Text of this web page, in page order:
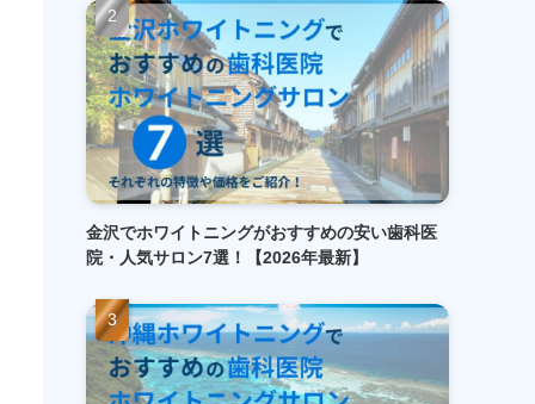
金沢でホワイトニングがおすすめの安い歯科医
院・人気サロン7選！【2026年最新】